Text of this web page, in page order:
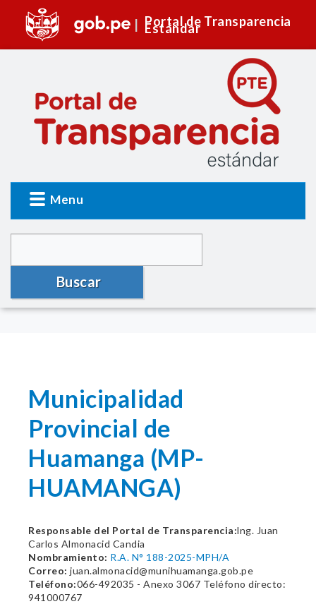
Portal de Transparencia
Estándar
Menu
Buscar
Municipalidad
Provincial de
Huamanga (MP-
HUAMANGA)
Responsable del Portal de Transparencia:lng. Juan
Carlos Almonacid Candia
Nombramiento: R.A. N° 188-2025-MPH/A
Correo: juan.almonacid@munihuamanga.gob.pe
Teléfono:066-492035 - Anexo 3067 Teléfono directo:
941000767